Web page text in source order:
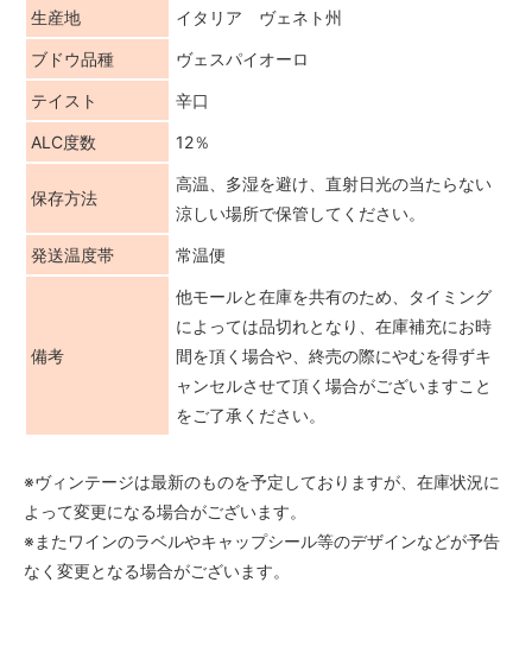
生産地 イタリア ヴェネト州
ブドウ品種 ヴェスパイオーロ
テイスト 辛口
ALC度数 12％
保存方法
高温、多湿を避け、直射日光の当たらない
涼しい場所で保管してください。
発送温度帯 常温便
備考
他モールと在庫を共有のため、タイミング
によっては品切れとなり、在庫補充にお時
間を頂く場合や、終売の際にやむを得ずキ
ャンセルさせて頂く場合がございますこと
をご了承ください。
※ヴィンテージは最新のものを予定しておりますが、在庫状況に
よって変更になる場合がございます。
※またワインのラベルやキャップシール等のデザインなどが予告
なく変更となる場合がございます。